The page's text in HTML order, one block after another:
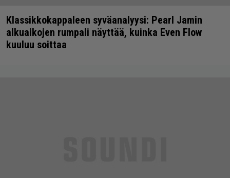
Klassikkokappaleen syväanalyysi: Pearl Jamin
alkuaikojen rumpali näyttää, kuinka Even Flow
kuuluu soittaa